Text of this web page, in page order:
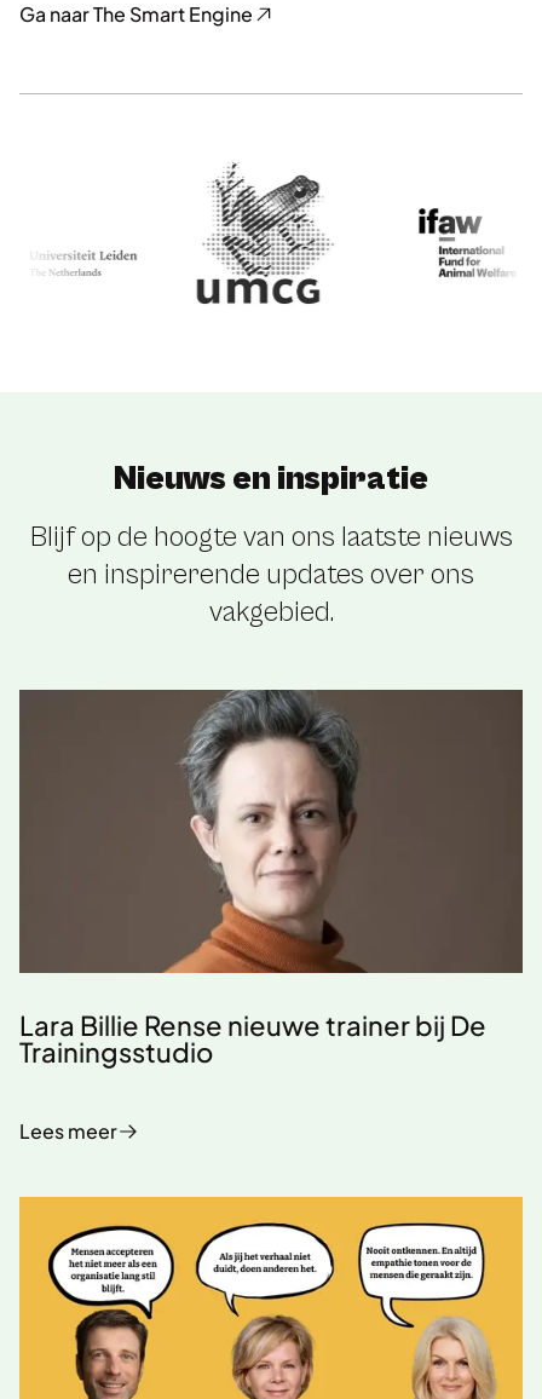
Ga naar The Smart Engine
Nieuws en inspiratie
Blijf op de hoogte van ons laatste nieuws
en inspirerende updates over ons
vakgebied.
Lara Billie Rense nieuwe trainer bij De
Trainingsstudio
Lees meer